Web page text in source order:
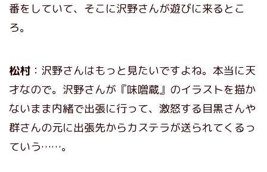
番をしていて、そこに沢野さんが遊びに来るとこ
ろ。
松村 ：沢野さんはもっと見たいですよね。本当に天
才なので。沢野さんが『味噌蔵』のイラストを描か
ないまま内緒で出張に行って、激怒する目黒さんや
群さんの元に出張先からカステラが送られてくるっ
ていう……。